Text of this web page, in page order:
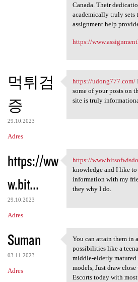
Canada. Their
academically truly sets
assignment help
https://
먹튀검
증
29.10.2023
Adres
https://
https://udong777.com/I
some of your posts on
site is truly
https://ww
w.bit...
29.10.2023
Adres
https://
https://
knowledge and I like
information with my
they why I do.
Suman
03.11.2023
Adres
You can attain
You can attain them
possibilities like a
middle-elderly matured
models, Just draw
Escorts today with most